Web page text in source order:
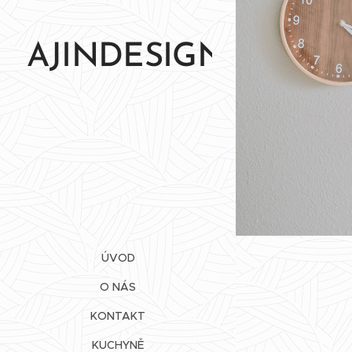
AJINDESIGN
ÚVOD
O NÁS
KONTAKT
KUCHYNĚ